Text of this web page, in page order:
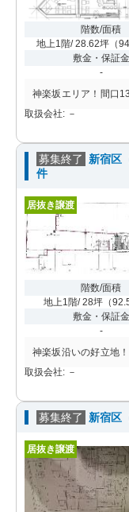
階数/面積
地上1階/ 28.62坪 （
敷金・保証金
-
神楽坂エリア！間口
取扱会社: －
募集終了
新宿区
件
居抜き譲渡
階数/面積
地上1階/ 28坪（
敷金・保証金
-
神楽坂沿いの好立地
取扱会社: －
募集終了 新宿区
居抜き譲渡